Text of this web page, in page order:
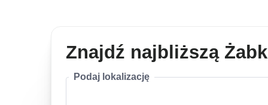
Znajdź najbliższą
Podaj lokalizację